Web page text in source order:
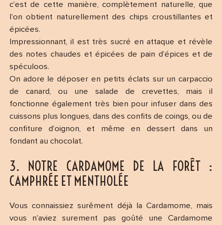
c’est de cette manière, complètement naturelle, que
l’on obtient naturellement des chips croustillantes et
épicées.
Impressionnant, il est très sucré en attaque et révèle
des notes chaudes et épicées de pain d’épices et de
spéculoos.
On adore le déposer en petits éclats sur un carpaccio
de canard, ou une salade de crevettes, mais il
fonctionne également très bien pour infuser dans des
cuissons plus longues, dans des confits de coings, ou de
confiture d’oignon, et même en dessert dans un
fondant au chocolat.
3. NOTRE CARDAMOME DE LA FORÊT :
CAMPHRÉE ET MENTHOLÉE
Vous connaissiez surêment déjà la Cardamome, mais
vous n’aviez surement pas goûté une Cardamome